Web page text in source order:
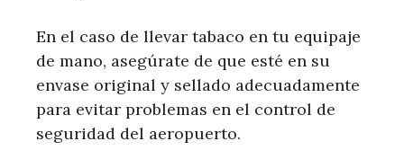
En el caso de llevar tabaco en tu equipaje
de mano, asegúrate de que esté en su
envase original y sellado adecuadamente
para evitar problemas en el control de
seguridad del aeropuerto.